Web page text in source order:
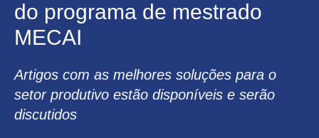
do programa de mestrado
MECAI
Artigos com as melhores soluções para o
setor produtivo estão disponíveis e serão
discutidos